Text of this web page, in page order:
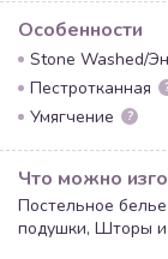
Особенности
Stone Washed/
Пестротканная ?
Умягчение ?
Что можно
Постельное
подушки, Шторы и